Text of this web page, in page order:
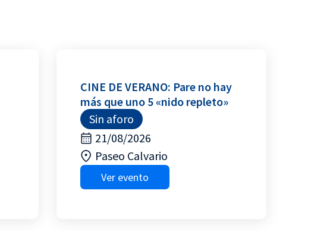
CINE DE VERANO: Pare no hay
más que uno 5 «nido repleto»
Sin aforo
21/08/2026
Paseo Calvario
Ver evento